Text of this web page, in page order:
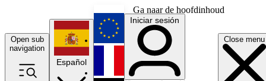
Ga naar de hoofdinhoud
Open sub
navigation
Close menu
Español
English
Français
Iniciar sesión